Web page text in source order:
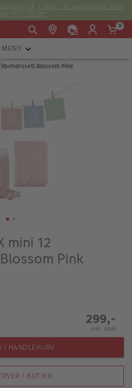
på 1 500,- til veggbilder eller
FOTOBOK!
20:00
Søndag:
E-post:
0
MENY
Blossom Pink
mini 12
Pink
299,-
Inkl. MVA
I HANDLEKURV
I BUTIKK